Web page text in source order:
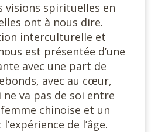
visions spirituelles en
ont à nous dire.
interculturelle et
est présentée d’une
avec une part de
avec au cœur,
va pas de soi entre
chinoise et un
de l’âge.